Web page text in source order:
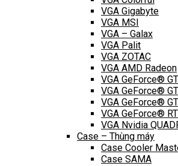
VGA Gigabyte
VGA MSI
VGA – Galax
VGA Palit
VGA ZOTAC
VGA AMD Radeon
VGA GeForce®
VGA GeForce®
VGA GeForce®
VGA GeForce®
VGA Nvidia
Case – Thùng máy
Case Cooler
Case SAMA